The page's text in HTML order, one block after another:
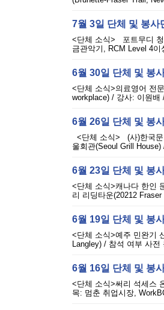
7월 3일 단체 및 봉사
<단체 소식> 포트무디
금관악기, RCM Level 4
6월 30일 단체 및 봉
<단체 소식>의료영어 전
workplace) / 강사: 이원
6월 26일 단체 및 봉
<단체 소식> (사)한국
울회관(Seoul Grill
6월 23일 단체 및 봉
<단체 소식>캐나다 한인
리 리딩타운(20212
6월 19일 단체 및 봉
<단체 소식>예주 민완기
Langley) / 참석 여부 사
6월 16일 단체 및 봉
<단체 소식>써리 석세스
목: 멈춘 취업시장,